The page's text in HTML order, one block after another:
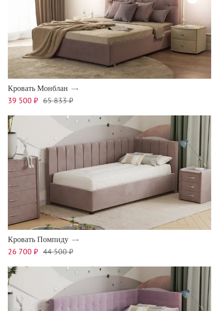
Кровать Монблан
39 500 ₽ 65 833 ₽
Кровать Помпиду
26 700 ₽ 44 500 ₽